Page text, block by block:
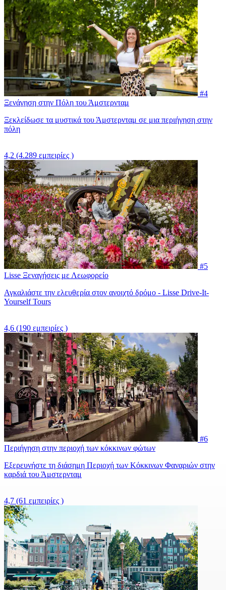
#4
Ξενάγηση στην Πόλη του Άμστερνταμ
Ξεκλείδωσε τα μυστικά του Άμστερνταμ σε μια περιήγηση στην
πόλη
4,2 (4.289 εμπειρίες )
#5
Lisse Ξεναγήσεις με Λεωφορείο
Αγκαλιάστε την ελευθερία στον ανοιχτό δρόμο - Lisse Drive-It-
Yourself Tours
4,6 (190 εμπειρίες )
#6
Περιήγηση στην περιοχή των κόκκινων φώτων
Εξερευνήστε τη διάσημη Περιοχή των Κόκκινων Φαναριών στην
καρδιά του Άμστερνταμ
4,7 (61 εμπειρίες )